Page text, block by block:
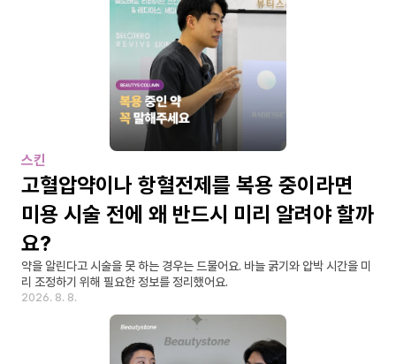
스킨
고혈압약이나 항혈전제를 복용 중이라면
미용 시술 전에 왜 반드시 미리 알려야 할까
요?
약을 알린다고 시술을 못 하는 경우는 드물어요. 바늘 굵기와 압박 시간을 미
리 조정하기 위해 필요한 정보를 정리했어요.
2026. 8. 8.